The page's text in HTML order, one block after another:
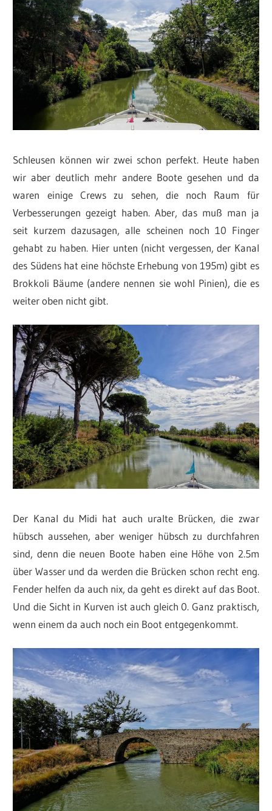
Schleusen können wir zwei schon perfekt. Heute haben
wir aber deutlich mehr andere Boote gesehen und da
waren einige Crews zu sehen, die noch Raum für
Verbesserungen gezeigt haben. Aber, das muß man ja
seit kurzem dazusagen, alle scheinen noch 10 Finger
gehabt zu haben. Hier unten (nicht vergessen, der Kanal
des Südens hat eine höchste Erhebung von 195m) gibt es
Brokkoli Bäume (andere nennen sie wohl Pinien), die es
weiter oben nicht gibt.
Der Kanal du Midi hat auch uralte Brücken, die zwar
hübsch aussehen, aber weniger hübsch zu durchfahren
sind, denn die neuen Boote haben eine Höhe von 2.5m
über Wasser und da werden die Brücken schon recht eng.
Fender helfen da auch nix, da geht es direkt auf das Boot.
Und die Sicht in Kurven ist auch gleich 0. Ganz praktisch,
wenn einem da auch noch ein Boot entgegenkommt.